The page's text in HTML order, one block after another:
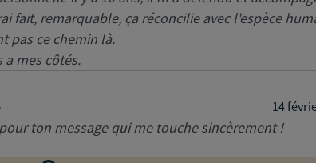
fait, remarquable, ça réconcilie avec l'espèce
pas ce chemin là.
mes côtés.
14
ton message qui me touche sincèrement !